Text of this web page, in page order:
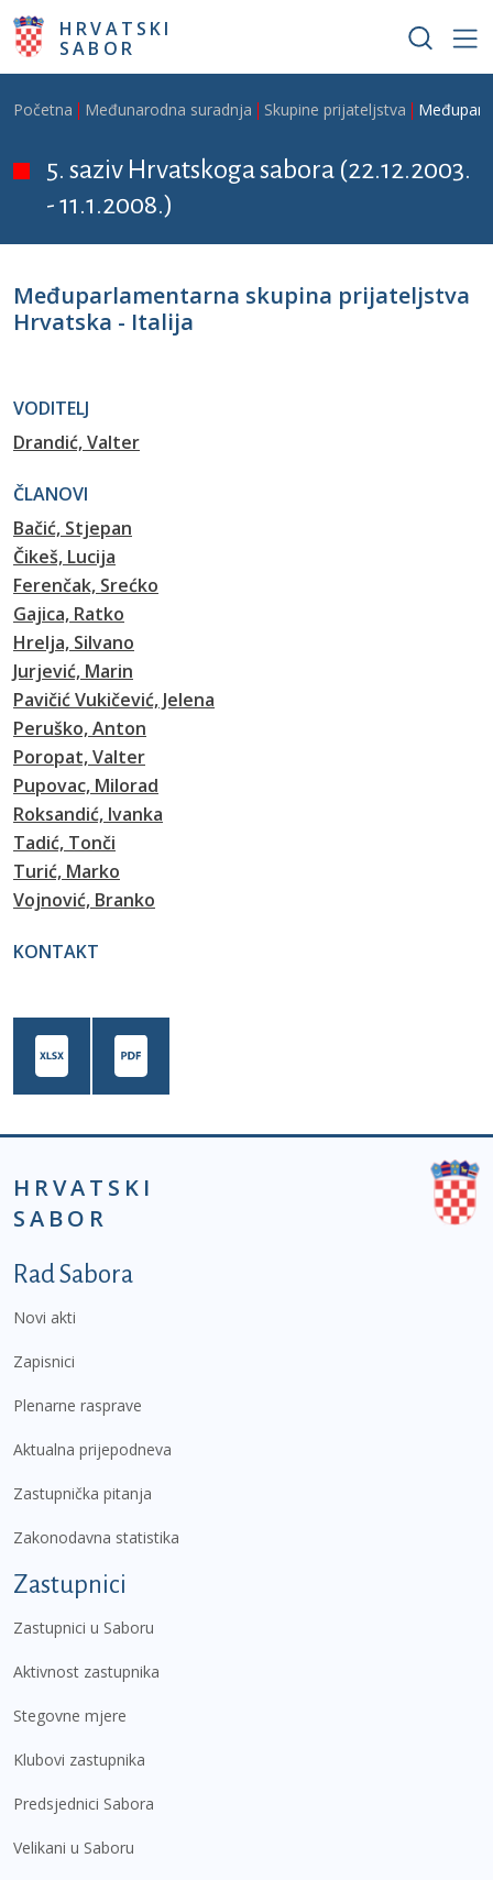
Skoči na glavni sadržaj
HRVATSKI
SABOR
Breadcrumb
Početna Međunarodna suradnja Skupine prijateljstva
5. saziv Hrvatskoga sabora (22.12.2003.
- 11.1.2008.)
Međuparlamentarna skupina prijateljstva
Hrvatska - Italija
VODITELJ
Drandić, Valter
ČLANOVI
Bačić, Stjepan
Čikeš, Lucija
Ferenčak, Srećko
Gajica, Ratko
Hrelja, Silvano
Jurjević, Marin
Pavičić Vukičević, Jelena
Peruško, Anton
Poropat, Valter
Pupovac, Milorad
Roksandić, Ivanka
Tadić, Tonči
Turić, Marko
Vojnović, Branko
KONTAKT
HRVATSKI
SABOR
Podnožje prvi izbornik
Rad Sabora
Novi akti
Zapisnici
Plenarne rasprave
Aktualna prijepodneva
Zastupnička pitanja
Zakonodavna statistika
Zastupnici
Zastupnici u Saboru
Aktivnost zastupnika
Stegovne mjere
Klubovi zastupnika
Predsjednici Sabora
Velikani u Saboru